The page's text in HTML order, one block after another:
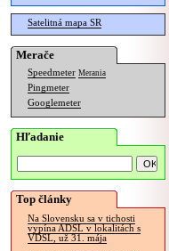
Satelitná mapa SR
Merače
Speedmeter Merania
Pingmeter
Googlemeter
Hľadanie
Top články
Na Slovensku sa v tichosti
vypína ADSL v lokalitách s
VDSL, už 31. mája